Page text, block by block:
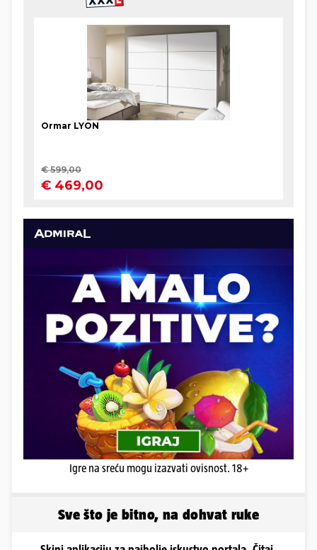
Igre na sreću mogu izazvati ovisnost. 18+
Sve što je bitno, na dohvat ruke